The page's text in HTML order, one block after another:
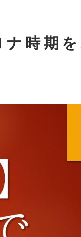
ナ時期